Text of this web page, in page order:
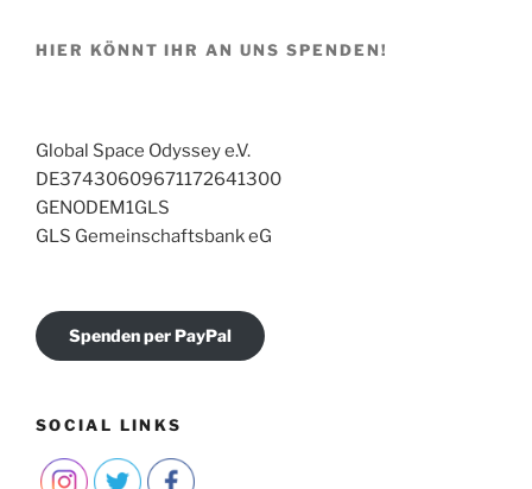
HIER KÖNNT IHR AN UNS SPENDEN!
Global Space Odyssey e.V.
DE37430609671172641300
GENODEM1GLS
GLS Gemeinschaftsbank eG
Spenden per PayPal
SOCIAL LINKS